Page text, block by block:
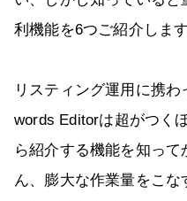
利機能を6つご紹介します
リスティング運用に携
words Editorは超がつく
ら紹介する機能を知っ
ん、膨大な作業量をこ